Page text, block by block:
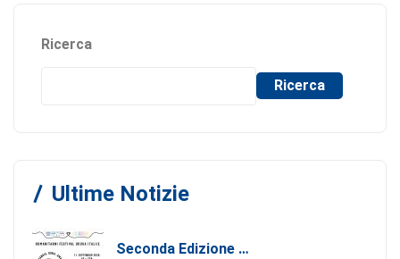
Ricerca
Ricerca
Ultime Notizie
Seconda Edizione Di MANGIA. DONA. AMA: Quando La Gastronomia Incontra La Solidarietà, 11 Settembre 2026